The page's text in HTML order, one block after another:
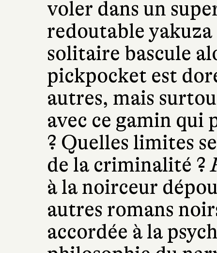
voler dans un
redoutable
solitaire bascule
pickpocket est
autres, mais
avec ce gamin
? Quelles limites
de la criminalité ?
à la noirceur
autres romans
accordée à la